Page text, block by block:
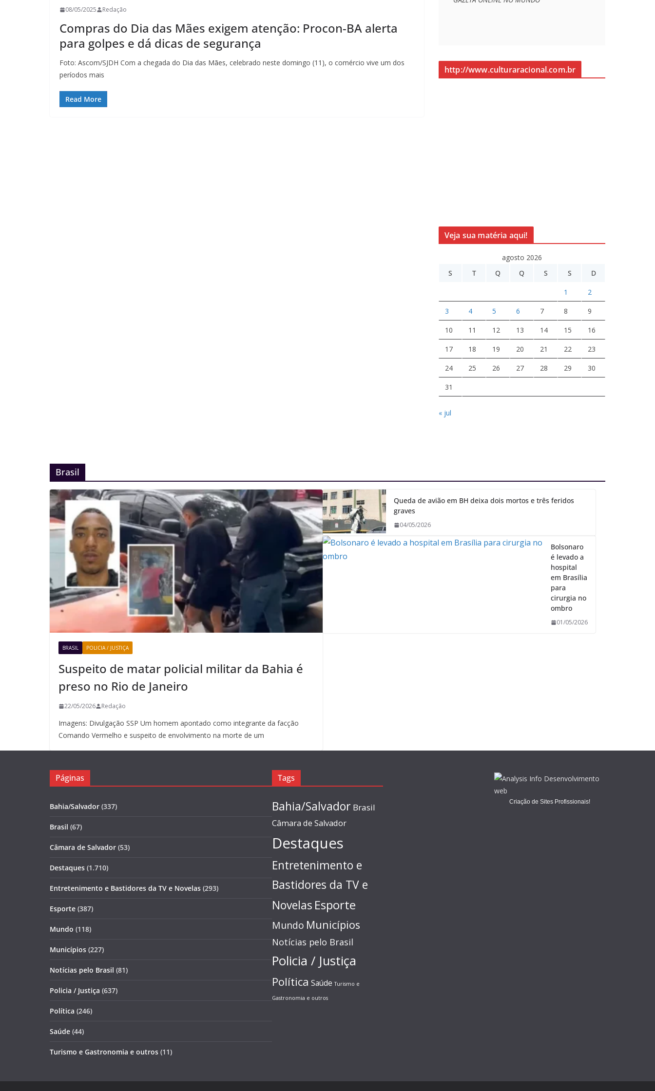
08/05/2025 Redação
Compras do Dia das Mães exigem atenção: Procon-BA alerta
para golpes e dá dicas de segurança
Foto: Ascom/SJDH Com a chegada do Dia das Mães, celebrado neste domingo (11), o comércio vive um dos
períodos mais
Read More
http://www.culturaracional.com.br
Veja sua matéria aqui!
agosto 2026
S
T Q Q S S D
1 2
3 4 5 6 7 8 9
10 11 12 13 14 15 16
17 18 19 20 21 22 23
24 25 26 27 28 29 30
31
« jul
Brasil
BRASIL POLICIA / JUSTIÇA
Suspeito de matar policial militar da Bahia é
preso no Rio de Janeiro
22/05/2026 Redação
Imagens: Divulgação SSP Um homem apontado como integrante da facção
Comando Vermelho e suspeito de envolvimento na morte de um
Queda de avião em BH deixa dois mortos e três feridos
graves
04/05/2026
Bolsonaro
é levado a
hospital
em Brasília
para
cirurgia no
ombro
01/05/2026
Páginas
Bahia/Salvador (337)
Brasil (67)
Câmara de Salvador (53)
Destaques (1.710)
Entretenimento e Bastidores da TV e Novelas (293)
Esporte (387)
Mundo (118)
Municípios (227)
Notícias pelo Brasil (81)
Policia / Justiça (637)
Política (246)
Saúde (44)
Turismo e Gastronomia e outros (11)
Tags
Bahia/Salvador Brasil
Câmara de Salvador
Destaques
Entretenimento e
Bastidores da TV e
Novelas Esporte
Mundo Municípios
Notícias pelo Brasil
Policia / Justiça
Política Saúde Turismo e
Gastronomia e outros
Criação de Sites Profissionais!